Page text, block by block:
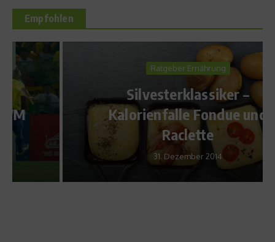
Empfohlen
Ratgeber Ernährung
Silvesterklassiker –
Kalorienfalle Fondue und
Raclette
31. Dezember 2014